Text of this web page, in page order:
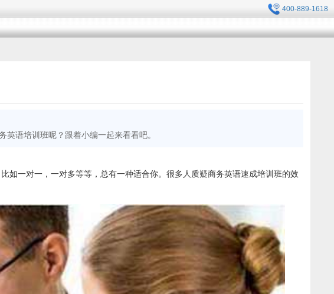
400-889-1618
语培训班呢？跟着小编一起来看看吧。
如一对一，一对多等等，总有一种适合你。很多人质疑商务英语速成培训班的效